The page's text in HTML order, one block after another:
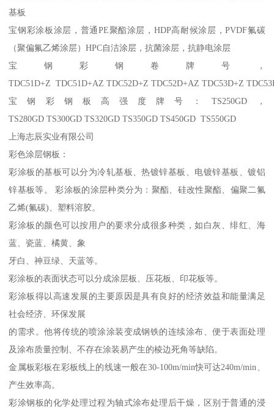
基板
宝钢彩涂板涂层，普通PE聚酯涂层，HDP高耐候涂层，PVDF氟碳
（聚偏氟乙烯涂层）HPC自洁涂层，抗菌涂层，抗静电涂层
宝钢彩钢卷牌号，
TDC51D+Z TDC51D+AZ TDC52D+Z TDC52D+AZ TDC53D+Z
宝钢彩钢板高强度牌号：TS250GD，
TS280GD TS300GD TS320GD TS350GD TS450GD TS550GD
上海志辰实业有限公司
彩色涂层钢板：
彩涂板的基板可以分为冷轧基板、热镀锌基板、电镀锌基板、镀铝
锌基板等。 彩涂板的涂层种类分为：聚酯、硅改性聚酯、偏聚二氟
乙烯(氟碳)、塑料溶胶。
彩涂板的颜色可以按用户的要求分成很多种类，如白灰、绯红、海
蓝、瓷蓝、橘黄、象
牙白、神豆绿、天蓝等。
彩涂板的表面状态可以分成涂层板、压花板、印花板等。
彩涂板得以高速发展的主要原因是具有良好的经济效益和能量满足
社会经济、环保发展
的需求。他将传统的喷涂涂装变成钢铁的连续涂布、便于表面处理
及涂布质量控制、不存在涂装易产生的棱边死角等缺陷。
金属板彩板在彩板线上的线速一般在30-100m/min快可达240m/min、
产生效率高。
彩涂钢板的化学处理过程为轴式涂布处理后干燥，区别于普通的浸